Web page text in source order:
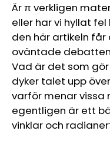
Är π verkligen
eller har vi hyllat fel
den här artikeln får
oväntade
Vad är det som
dyker talet upp
varför menar
egentligen är ett
vinklar och